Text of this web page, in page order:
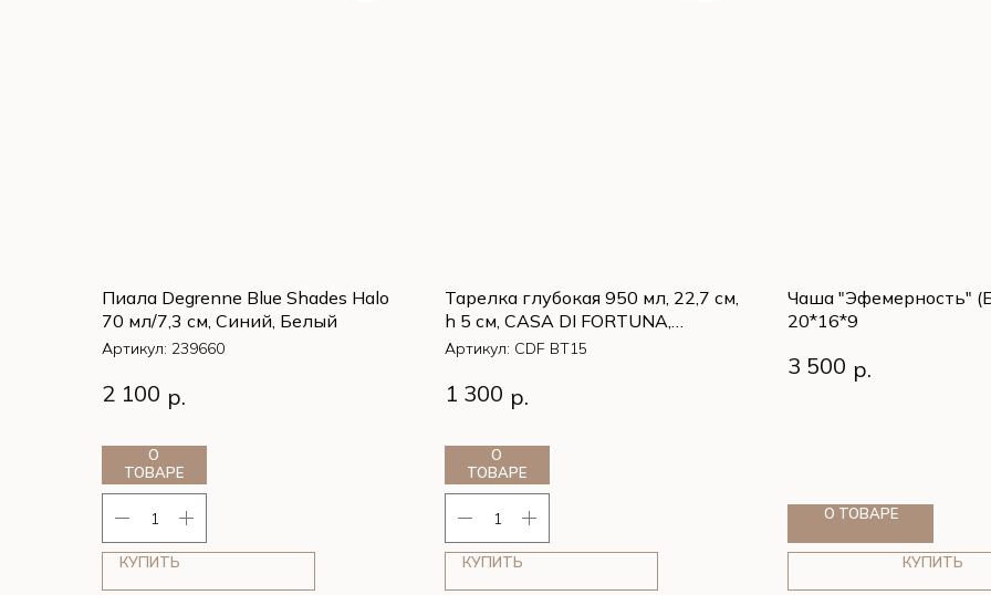
Пиала Degrenne Blue Shades Halo
70 мл/7,3 см, Синий, Белый
Артикул: 239660
Пиала Degrenne Blue Shades Halo
70 мл/7,3 см, Синий, Белый
2 100 р.
О
ТОВАРЕ
КУПИТЬ
Тарелка глубокая 950 мл, 22,7 см,
h 5 см, CASA DI FORTUNA,
BOLETUS (фарфор)
Артикул: CDF BT15
Тарелка глубокая 950 мл, 22,7 см,
h 5 см, CASA DI FORTUNA,
1 300 р.
О
ТОВАРЕ
КУПИТЬ
Чаша "Эфемерность"
20*16*9
Чаша "Эфемерность"
20*16*9
3 500 р.
О ТОВАРЕ
КУПИТЬ